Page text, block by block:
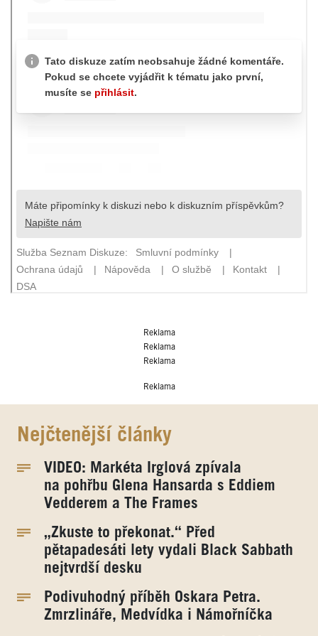
Reklama
Reklama
Reklama
Reklama
Nejčtenější články
VIDEO: Markéta Irglová zpívala
na pohřbu Glena Hansarda s Eddiem
Vedderem a The Frames
„Zkuste to překonat.“ Před
pětapadesáti lety vydali Black Sabbath
nejtvrdší desku
Podivuhodný příběh Oskara Petra.
Zmrzlináře, Medvídka i Námořníčka